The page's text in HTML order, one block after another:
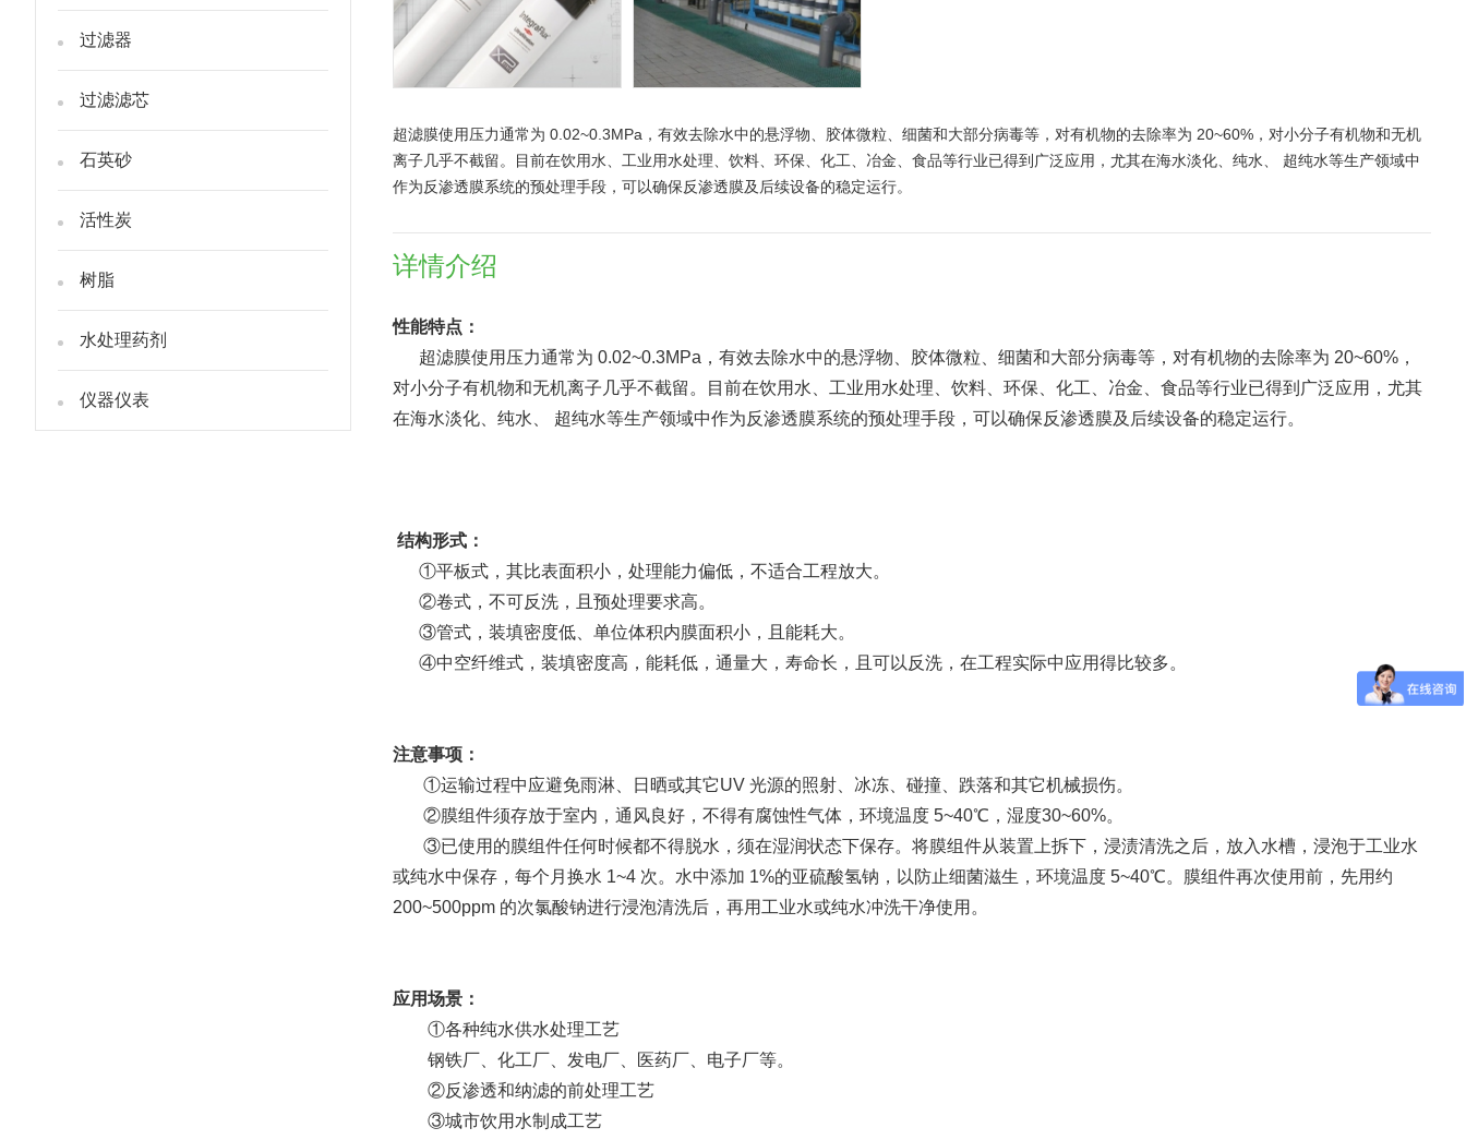
过滤器
过滤滤芯
石英砂
活性炭
树脂
水处理药剂
仪器仪表
超滤膜使用压力通常为 0.02~0.3MPa，有效去除水中的悬浮物、胶体微粒、细菌和大部分病毒等，对有机物的去除率为 20~60%，对小分子有机物和无机
离子几乎不截留。目前在饮用水、工业用水处理、饮料、环保、化工、冶金、食品等行业已得到广泛应用，尤其在海水淡化、纯水、 超纯水等生产领域中
作为反渗透膜系统的预处理手段，可以确保反渗透膜及后续设备的稳定运行。
详情介绍
性能特点：
超滤膜使用压力通常为 0.02~0.3MPa，有效去除水中的悬浮物、胶体微粒、细菌和大部分病毒等，对有机物的去除率为 20~60%，
对小分子有机物和无机离子几乎不截留。目前在饮用水、工业用水处理、饮料、环保、化工、冶金、食品等行业已得到广泛应用，尤其
在海水淡化、纯水、 超纯水等生产领域中作为反渗透膜系统的预处理手段，可以确保反渗透膜及后续设备的稳定运行。
结构形式：
①平板式，其比表面积小，处理能力偏低，不适合工程放大。
②卷式，不可反洗，且预处理要求高。
③管式，装填密度低、单位体积内膜面积小，且能耗大。
④中空纤维式，装填密度高，能耗低，通量大，寿命长，且可以反洗，在工程实际中应用得比较多。
注意事项：
①运输过程中应避免雨淋、日晒或其它UV 光源的照射、冰冻、碰撞、跌落和其它机械损伤。
②膜组件须存放于室内，通风良好，不得有腐蚀性气体，环境温度 5~40℃，湿度30~60%。
③已使用的膜组件任何时候都不得脱水，须在湿润状态下保存。将膜组件从装置上拆下，浸渍清洗之后，放入水槽，浸泡于工业水
或纯水中保存，每个月换水 1~4 次。水中添加 1%的亚硫酸氢钠，以防止细菌滋生，环境温度 5~40℃。膜组件再次使用前，先用约
200~500ppm 的次氯酸钠进行浸泡清洗后，再用工业水或纯水冲洗干净使用。
应用场景：
①各种纯水供水处理工艺
钢铁厂、化工厂、发电厂、医药厂、电子厂等。
②反渗透和纳滤的前处理工艺
③城市饮用水制成工艺